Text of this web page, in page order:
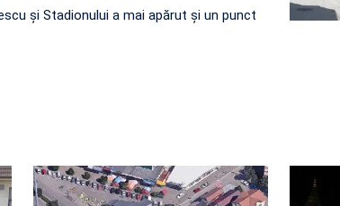
și Stadionului a mai apărut și un punct